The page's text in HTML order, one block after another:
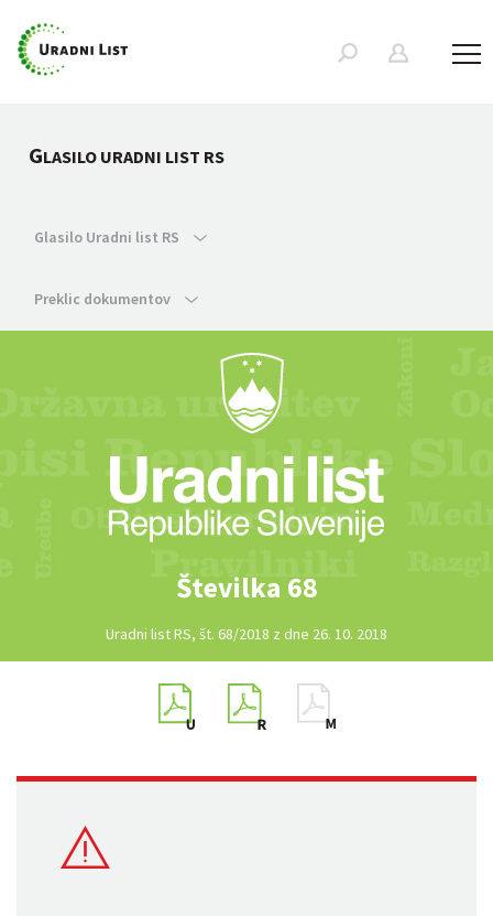
GLASILO URADNI LIST RS
Glasilo Uradni list RS
Preklic dokumentov
Številka 68
Uradni list RS, št. 68/2018 z dne 26. 10. 2018